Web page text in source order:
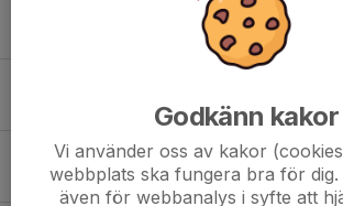
Försäljningsaktivitet på G!
2
28 apr 2023 0
Träningsbingo
29 jun 2022 0
Godkänn kakor
Vi använder oss av kakor
webbplats ska fungera bra för dig.
även för webbanalys i syfte att